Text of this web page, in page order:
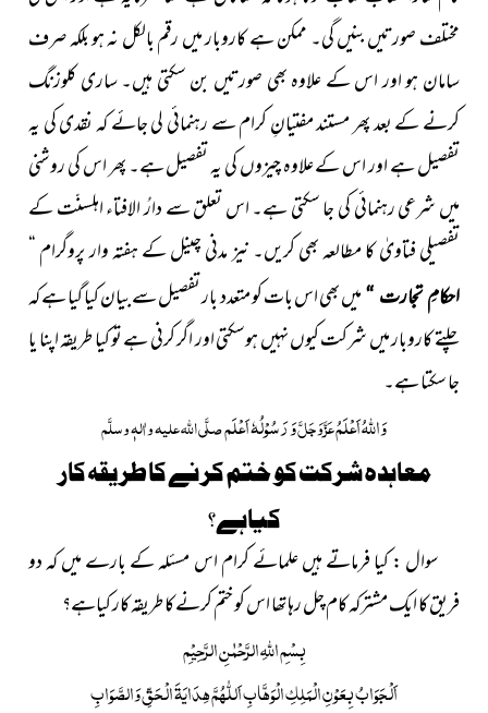
مختلف صورتیں بنیں گی۔ ممکن ہے کاروبار میں رقم بالکل نہ ہو بلکہ صرف
سامان ہو اور اس کے علاوہ بھی صورتیں بن سکتی ہیں۔ ساری کلوزنگ
کرنے کے بعد پھر مستند مفتیانِ کرام سے رہنمائی لی جائے کہ نقدی کی یہ
تفصیل ہے اور اس کے علاوہ چیزوں کی یہ تفصیل ہے۔ پھر اس کی روشنی
میں شرعی رہنمائی کی جا سکتی ہے۔ اس تعلق سے دارُ الافتاء اہلسنّت کے
تفصیلی فتاویٰ کا مطالعہ بھی کریں۔ نیز مدنی چینل کے ہفتہ وار پروگرام “
احکامِ تجارت “میں بھی اس بات کو متعدد بار تفصیل سے بیان کیا گیا ہے کہ
چلتے کاروبار میں شرکت کیوں نہیں ہوسکتی اور اگر کرنی ہے تو کیا طریقہ اپنا یا
جا سکتا ہے۔
وَاللہُاَعْلَمُعَزَّوَجَلَّوَ رَسُوْلُہٗ اَعْلَمصلَّی اللہ علیہ واٰلہٖ وسلَّم
معاہدہ شرکت کو ختم کرنے کا طریقہ کار
کیاہے؟
سوال : کیا فرماتے ہیں علمائے کرام اس مسئلہ کے بارے میں کہ دو
فریق کا ایک مشترکہ کام چل رہا تھا اس کو ختم کرنے کا طریقہ کار کیاہے؟
بِسْمِاللّٰہِالرَّحْمٰنِ الرَّحِیْمِ
اَلْجَوَابُ بِعَوْنِ الْمَلِکِ الْوَھَّابِ اَللّٰھُمَّ ھِدَایَۃَ الْحَقِّ وَالصَّوَابِ